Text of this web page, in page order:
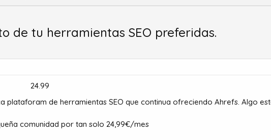
de tu herramientas SEO preferidas.
24.99
plataforam de herramientas SEO que continua ofreciendo Ahrefs. Algo
comunidad por tan solo 24,99€/mes